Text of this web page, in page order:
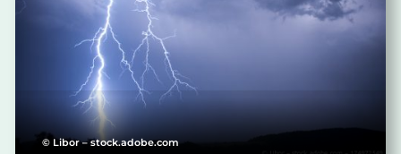
© Libor – stock.adobe.com